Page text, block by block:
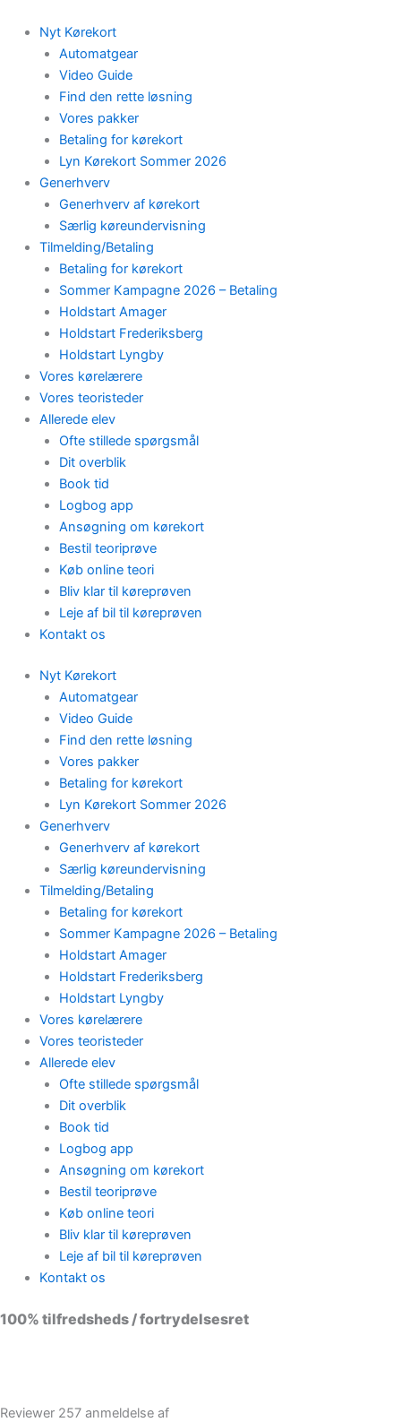
content
Nyt Kørekort
Automatgear
Video Guide
Find den rette løsning
Vores pakker
Betaling for kørekort
Lyn Kørekort Sommer 2026
Generhverv
Generhverv af kørekort
Særlig køreundervisning
Tilmelding/Betaling
Betaling for kørekort
Sommer Kampagne 2026 – Betaling
Holdstart Amager
Holdstart Frederiksberg
Holdstart Lyngby
Vores kørelærere
Vores teoristeder
Allerede elev
Ofte stillede spørgsmål
Dit overblik
Book tid
Logbog app
Ansøgning om kørekort
Bestil teoriprøve
Køb online teori
Bliv klar til køreprøven
Leje af bil til køreprøven
Kontakt os
Nyt Kørekort
Automatgear
Video Guide
Find den rette løsning
Vores pakker
Betaling for kørekort
Lyn Kørekort Sommer 2026
Generhverv
Generhverv af kørekort
Særlig køreundervisning
Tilmelding/Betaling
Betaling for kørekort
Sommer Kampagne 2026 – Betaling
Holdstart Amager
Holdstart Frederiksberg
Holdstart Lyngby
Vores kørelærere
Vores teoristeder
Allerede elev
Ofte stillede spørgsmål
Dit overblik
Book tid
Logbog app
Ansøgning om kørekort
Bestil teoriprøve
Køb online teori
Bliv klar til køreprøven
Leje af bil til køreprøven
Kontakt os
100% tilfredsheds / fortrydelsesret
Reviewer 257 anmeldelse af